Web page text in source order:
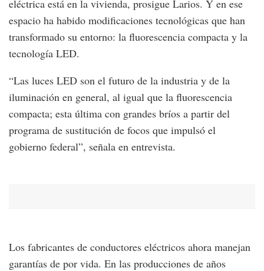
eléctrica está en la vivienda, prosigue Larios. Y en ese
espacio ha habido modificaciones tecnológicas que han
transformado su entorno: la fluorescencia compacta y la
tecnología LED.
“Las luces LED son el futuro de la industria y de la
iluminación en general, al igual que la fluorescencia
compacta; esta última con grandes bríos a partir del
programa de sustitución de focos que impulsó el
gobierno federal”, señala en entrevista.
Los fabricantes de conductores eléctricos ahora manejan
garantías de por vida. En las producciones de años